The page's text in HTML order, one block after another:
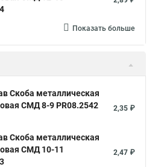
Показать больше
Скоба металлическая
СМД 8-9 PR08.2542
2,35 ₽
Скоба металлическая
СМД 10-11
2,47 ₽